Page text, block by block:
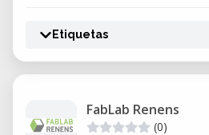
Etiquetas
FabLab Renens
(0)